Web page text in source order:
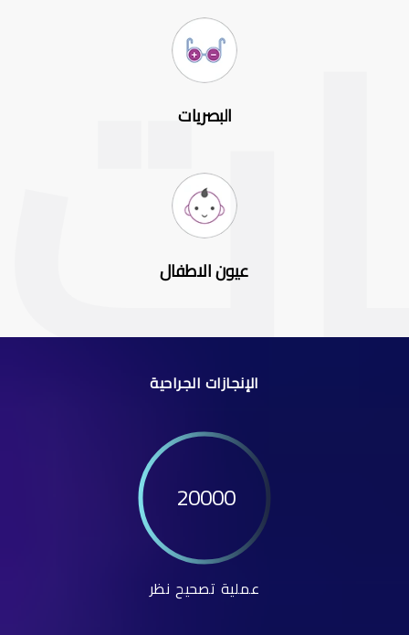
البصريات
عيون الاطفال
الإنجازات الجراحية
20000
عملية تصحيح نظر